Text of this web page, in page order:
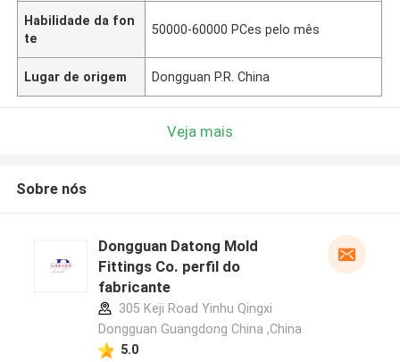
Habilidade da fon
te
50000-60000 PCes pelo mês
Lugar de origem Dongguan P.R. China
Veja mais
Sobre nós
Dongguan Datong Mold
Fittings Co. perfil do
fabricante
305 Keji Road Yinhu Qingxi
Dongguan Guangdong China ,China
5.0